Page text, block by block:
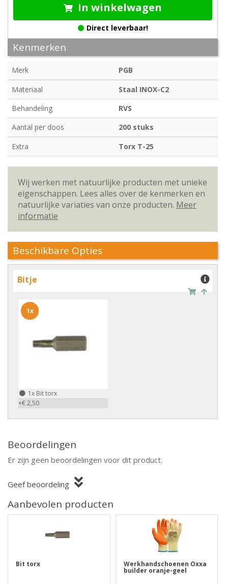
In winkelwagen
Direct leverbaar!
Kenmerken
Merk
PGB
Materiaal
Staal INOX-C2
Behandeling
RVS
Aantal per doos
200 stuks
Extra
Torx T-25
Wij werken met natuurlijke producten met unieke
eigenschappen. Lees alles over de kenmerken en
natuurlijke variaties van onze producten. Meer
informatie
Beschikbare Opties
Bitje
1x Bit torx
+€ 2,50
1x
Beoordelingen
Er zijn geen beoordelingen voor dit product.
Geef beoordeling
Aanbevolen producten
Bit torx Werkhandschoenen Oxxa
builder oranje-geel